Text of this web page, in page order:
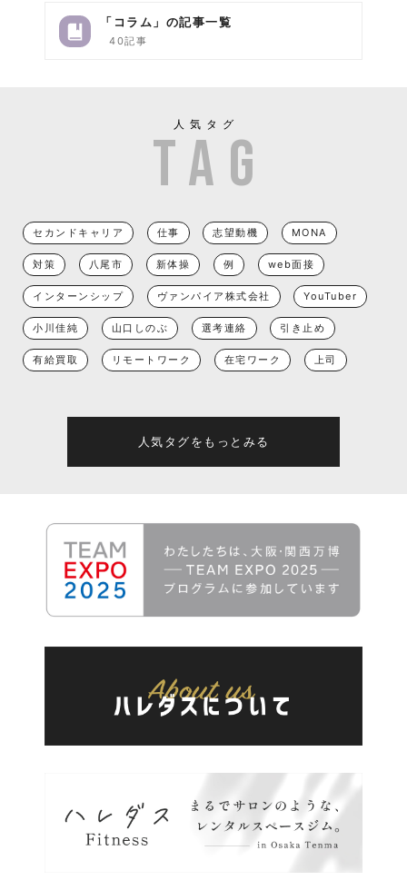
「コラム」の記事一覧
40記事
人気タグ
セカンドキャリア 仕事 志望動機 MONA
対策 八尾市 新体操 例 web面接
インターンシップ ヴァンパイア株式会社 YouTuber
小川佳純 山口しのぶ 選考連絡 引き止め
有給買取 リモートワーク 在宅ワーク 上司
人気タグをもっとみる